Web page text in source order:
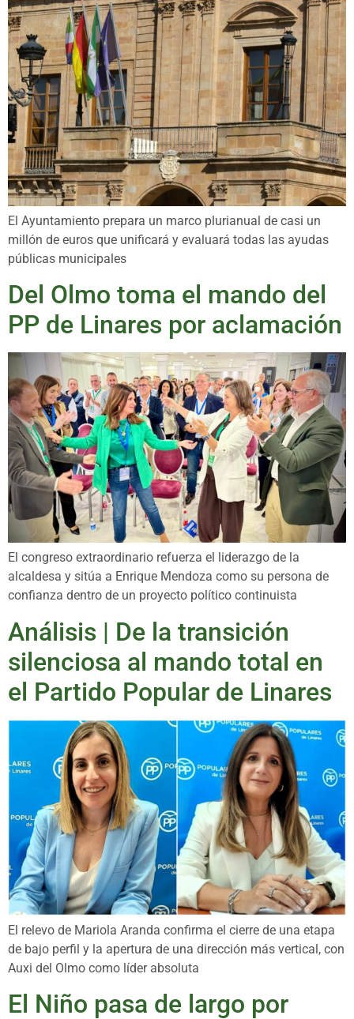
El Ayuntamiento prepara un marco plurianual de casi un
millón de euros que unificará y evaluará todas las ayudas
públicas municipales
Del Olmo toma el mando del
PP de Linares por aclamación
El congreso extraordinario refuerza el liderazgo de la
alcaldesa y sitúa a Enrique Mendoza como su persona de
confianza dentro de un proyecto político continuista
Análisis | De la transición
silenciosa al mando total en
el Partido Popular de Linares
El relevo de Mariola Aranda confirma el cierre de una etapa
de bajo perfil y la apertura de una dirección más vertical, con
Auxi del Olmo como líder absoluta
El Niño pasa de largo por